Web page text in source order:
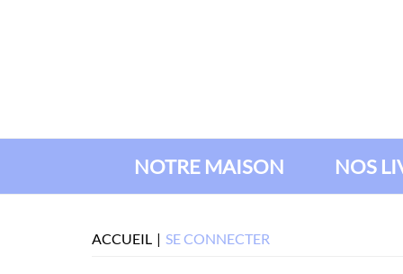
NOTRE MAISON NOS
ACCUEIL SE CONNECTER